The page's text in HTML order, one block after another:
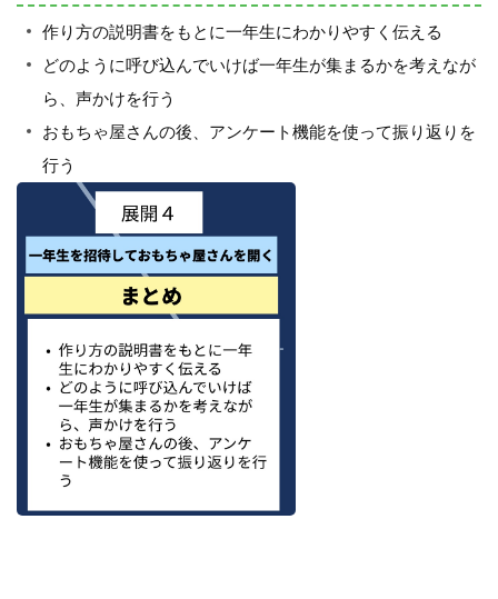
作り方の説明書をもとに一年生にわかりやすく伝える
どのように呼び込んでいけば一年生が集まるかを考えなが
ら、声かけを行う
おもちゃ屋さんの後、アンケート機能を使って振り返りを
行う